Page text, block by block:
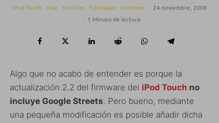
iPod Touch
Mac Noticias Tutoriales Windows · 24 noviembre, 2008
· 1 Minuto de lectura
Algo que no acabo de entender es porque la
actualización 2.2 del firmware del iPod Touch no
incluye Google Streets. Pero bueno, mediante
una pequeña modificación es posible añadir dicha